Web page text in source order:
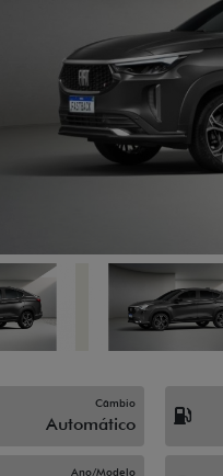
Câmbio